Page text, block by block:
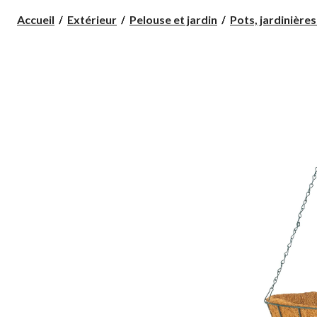
Accueil Extérieur Pelouse et jardin Pots, jardinières